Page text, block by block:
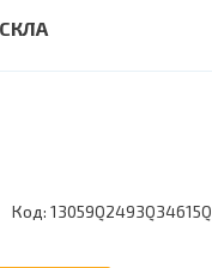
Код: 13059Q2493Q34615Q